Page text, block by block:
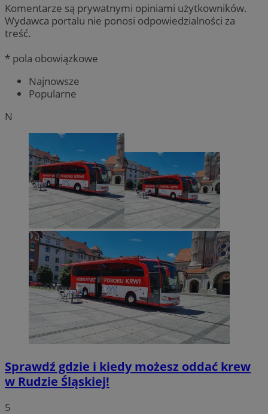
Komentarze są prywatnymi opiniami użytkowników.
Wydawca portalu nie ponosi odpowiedzialności za
treść.
* pola obowiązkowe
Najnowsze
Popularne
N
Sprawdź gdzie i kiedy możesz oddać krew
w Rudzie Śląskiej!
5